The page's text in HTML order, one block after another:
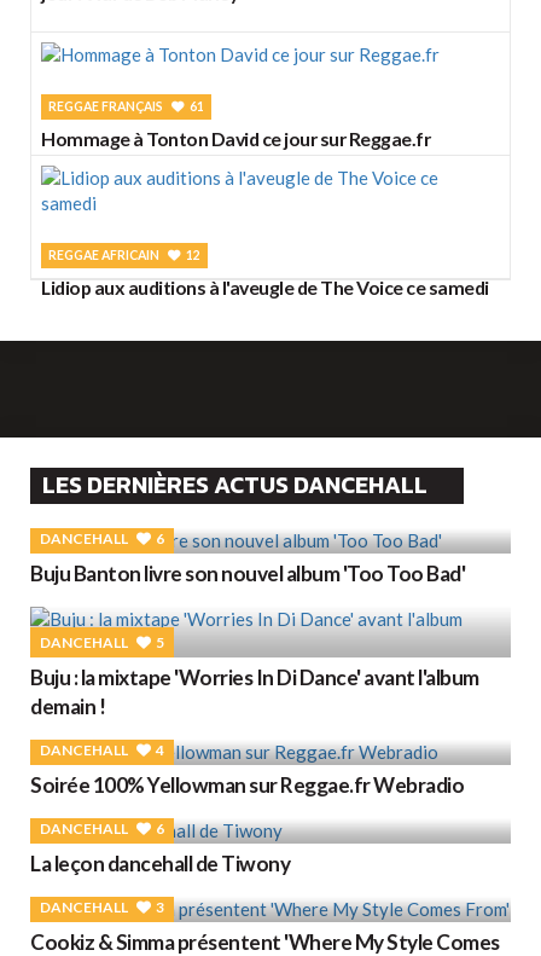
REGGAE FRANÇAIS 61
Hommage à Tonton David ce jour sur Reggae.fr
REGGAE AFRICAIN 12
Lidiop aux auditions à l'aveugle de The Voice ce samedi
LES DERNIÈRES ACTUS DANCEHALL
DANCEHALL 6
Buju Banton livre son nouvel album 'Too Too Bad'
DANCEHALL 5
Buju : la mixtape 'Worries In Di Dance' avant l'album
demain !
DANCEHALL 4
Soirée 100% Yellowman sur Reggae.fr Webradio
DANCEHALL 6
La leçon dancehall de Tiwony
DANCEHALL 3
Cookiz & Simma présentent 'Where My Style Comes